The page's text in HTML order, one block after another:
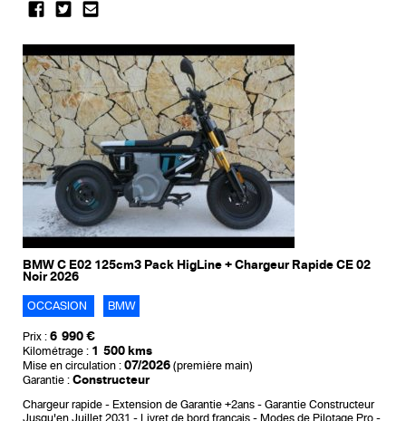
BMW C E02 125cm3 Pack HigLine + Chargeur Rapide CE 02
Noir 2026
OCCASION BMW
Prix : 6 990 €
Kilométrage : 1 500 kms
Mise en circulation : 07/2026 (première main)
Garantie : Constructeur
Chargeur rapide Extension de Garantie +2ans
Garantie Constructeur
Jusqu'en Juillet 2031
Livret de bord francais Modes de Pilotage Pro